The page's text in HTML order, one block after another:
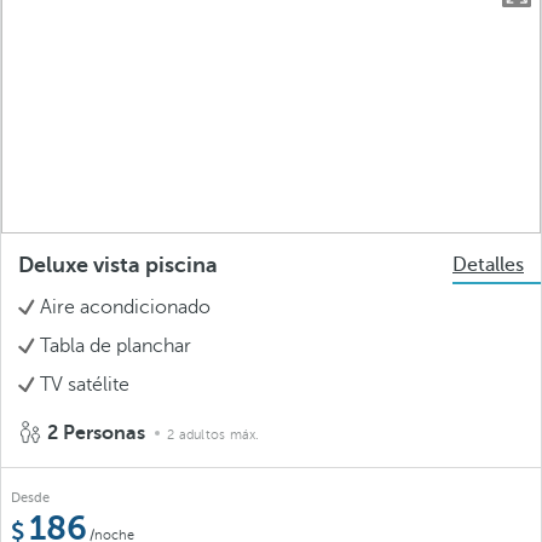
Deluxe vista piscina
Detalles
Aire acondicionado
Tabla de planchar
TV satélite
2 Personas 2 adultos máx.
Desde
186 /noche